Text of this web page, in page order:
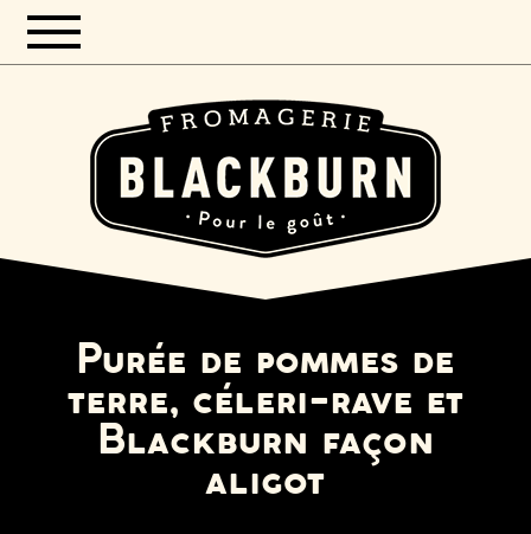
Purée de pommes de
terre, céleri-rave et
Blackburn façon
aligot